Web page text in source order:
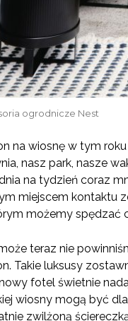
ogrodnicze Nest
na wiosnę w tym
nasz park, nasze
na tydzień coraz
miejscem kontaktu
możemy spędzać
teraz nie
Takie luksusy
fotel świetnie
wiosny mogą być
zwilżoną